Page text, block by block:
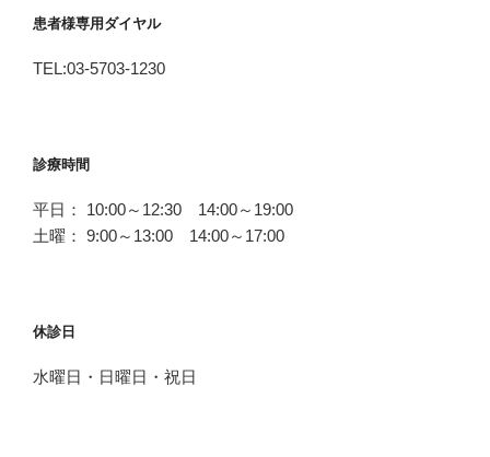
患者様専用ダイヤル
TEL:03-5703-1230
診療時間
平日： 10:00～12:30 14:00～19:00
土曜： 9:00～13:00 14:00～17:00
休診日
水曜日・日曜日・祝日